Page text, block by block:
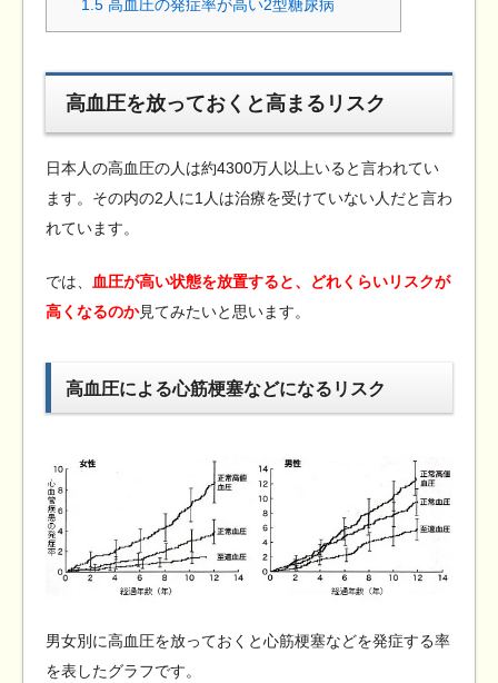
1.5 高血圧の発症率が高い2型糖尿病
高血圧を放っておくと高まるリスク
日本人の高血圧の人は約4300万人以上いると言われてい
ます。その内の2人に1人は治療を受けていない人だと言わ
れています。
では、
血圧が高い状態を放置すると、どれくらいリスクが
高くなるのか見てみたいと思います。
高血圧による心筋梗塞などになるリスク
男女別に高血圧を放っておくと心筋梗塞などを発症する率
を表したグラフです。